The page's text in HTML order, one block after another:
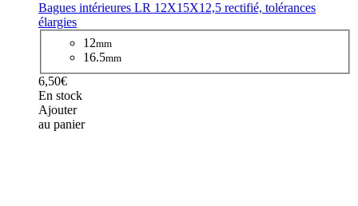
Bagues intérieures LR 12X15X12,5 rectifié, tolérances
élargies
12mm
16.5mm
6,50€
En stock
Ajouter
au panier